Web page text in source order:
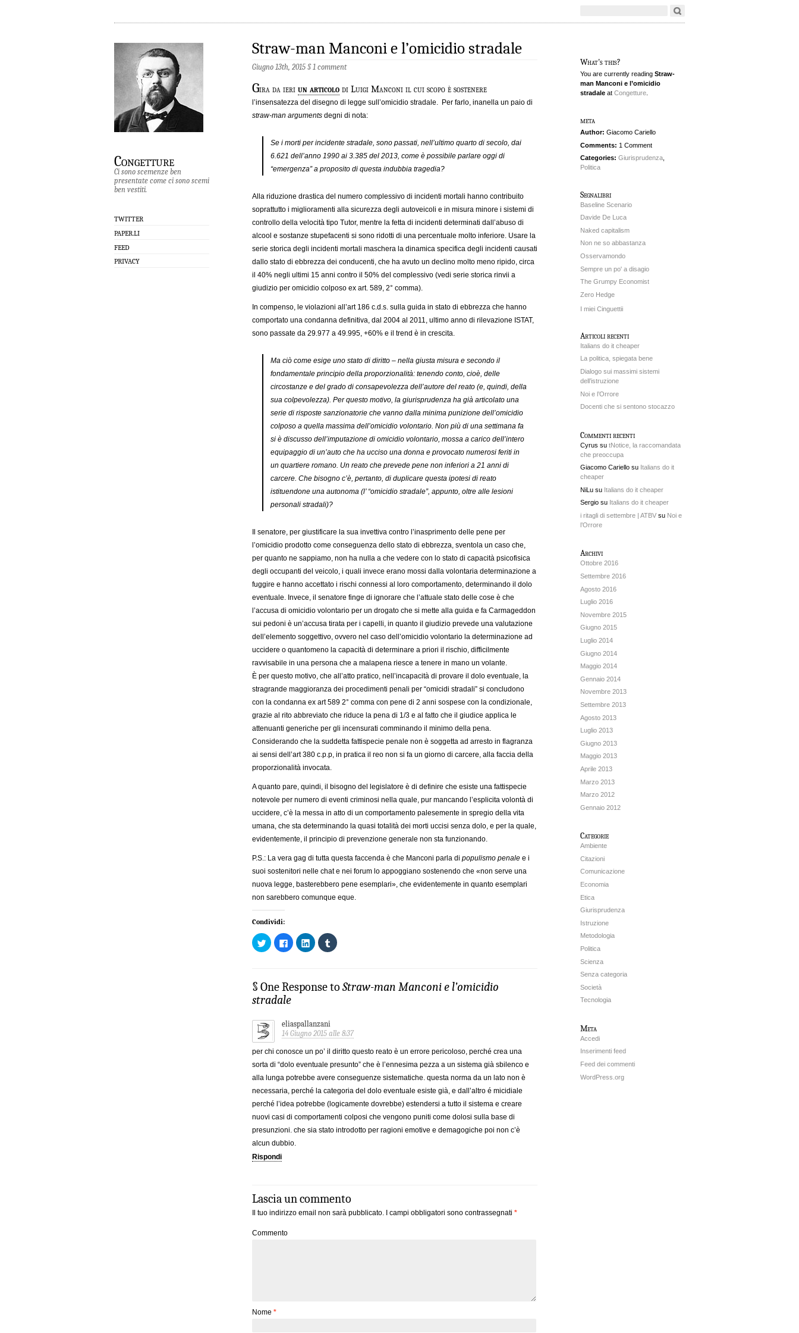
Congetture
Ci sono scemenze ben
presentate come ci sono scemi
ben vestiti.
TWITTER
PAPER.LI
FEED
PRIVACY
Straw-man Manconi e l’omicidio stradale
Giugno 13th, 2015 §1 comment
Gira da ieri un articolo di Luigi Manconi il cui scopo è sostenere
l’insensatezza del disegno di legge sull’omicidio stradale. Per farlo, inanella un paio di
straw-man arguments degni di nota:
Se i morti per incidente stradale, sono passati, nell’ultimo quarto di secolo, dai
6.621 dell’anno 1990 ai 3.385 del 2013, come è possibile parlare oggi di
“emergenza” a proposito di questa indubbia tragedia?
Alla riduzione drastica del numero complessivo di incidenti mortali hanno contribuito
soprattutto i miglioramenti alla sicurezza degli autoveicoli e in misura minore i sistemi di
controllo della velocità tipo Tutor, mentre la fetta di incidenti determinati dall’abuso di
alcool e sostanze stupefacenti si sono ridotti di una percentuale molto inferiore. Usare la
serie storica degli incidenti mortali maschera la dinamica specifica degli incidenti causati
dallo stato di ebbrezza dei conducenti, che ha avuto un declino molto meno ripido, circa
il 40% negli ultimi 15 anni contro il 50% del complessivo (vedi serie storica rinvii a
giudizio per omicidio colposo ex art. 589, 2° comma).
In compenso, le violazioni all’art 186 c.d.s. sulla guida in stato di ebbrezza che hanno
comportato una condanna definitiva, dal 2004 al 2011, ultimo anno di rilevazione ISTAT,
sono passate da 29.977 a 49.995, +60% e il trend è in crescita.
Ma ciò come esige uno stato di diritto – nella giusta misura e secondo il
fondamentale principio della proporzionalità: tenendo conto, cioè, delle
circostanze e del grado di consapevolezza dell’autore del reato (e, quindi, della
sua colpevolezza). Per questo motivo, la giurisprudenza ha già articolato una
serie di risposte sanzionatorie che vanno dalla minima punizione dell’omicidio
colposo a quella massima dell’omicidio volontario. Non più di una settimana fa
si è discusso dell’imputazione di omicidio volontario, mossa a carico dell’intero
equipaggio di un’auto che ha ucciso una donna e provocato numerosi feriti in
un quartiere romano. Un reato che prevede pene non inferiori a 21 anni di
carcere. Che bisogno c’è, pertanto, di duplicare questa ipotesi di reato
istituendone una autonoma (l’ “omicidio stradale”, appunto, oltre alle lesioni
personali stradali)?
Il senatore, per giustificare la sua invettiva contro l’inasprimento delle pene per
l’omicidio prodotto come conseguenza dello stato di ebbrezza, sventola un caso che,
per quanto ne sappiamo, non ha nulla a che vedere con lo stato di capacità psicofisica
degli occupanti del veicolo, i quali invece erano mossi dalla volontaria determinazione a
fuggire e hanno accettato i rischi connessi al loro comportamento, determinando il dolo
eventuale. Invece, il senatore finge di ignorare che l’attuale stato delle cose è che
l’accusa di omicidio volontario per un drogato che si mette alla guida e fa Carmageddon
sui pedoni è un’accusa tirata per i capelli, in quanto il giudizio prevede una valutazione
dell’elemento soggettivo, ovvero nel caso dell’omicidio volontario la determinazione ad
uccidere o quantomeno la capacità di determinare a priori il rischio, difficilmente
ravvisabile in una persona che a malapena riesce a tenere in mano un volante.
È per questo motivo, che all’atto pratico, nell’incapacità di provare il dolo eventuale, la
stragrande maggioranza dei procedimenti penali per “omicidi stradali” si concludono
con la condanna ex art 589 2° comma con pene di 2 anni sospese con la condizionale,
grazie al rito abbreviato che riduce la pena di 1/3 e al fatto che il giudice applica le
attenuanti generiche per gli incensurati comminando il minimo della pena.
Considerando che la suddetta fattispecie penale non è soggetta ad arresto in flagranza
ai sensi dell’art 380 c.p.p, in pratica il reo non si fa un giorno di carcere, alla faccia della
proporzionalità invocata.
A quanto pare, quindi, il bisogno del legislatore è di definire che esiste una fattispecie
notevole per numero di eventi criminosi nella quale, pur mancando l’esplicita volontà di
uccidere, c’è la messa in atto di un comportamento palesemente in spregio della vita
umana, che sta determinando la quasi totalità dei morti uccisi senza dolo, e per la quale,
evidentemente, il principio di prevenzione generale non sta funzionando.
P.S.: La vera gag di tutta questa faccenda è che Manconi parla di populismo penale e i
suoi sostenitori nelle chat e nei forum lo appoggiano sostenendo che «non serve una
nuova legge, basterebbero pene esemplari», che evidentemente in quanto esemplari
non sarebbero comunque eque.
Condividi:
Fai
clic
Twitter
(Si
apre
in
nuova
finestra)
Fai
clic
(Si
apre
in
una
finestra)
Fai
clic
LinkedIn
(Si
nuova
finestra)
Fai
clic
Tumblr
(Si
§ One Response to Straw-man Manconi e l’omicidio
stradale
eliaspallanzani
14 Giugno 2015 alle 8:37
per chi conosce un po’ il diritto questo reato è un errore pericoloso, perché crea una
sorta di “dolo eventuale presunto” che è l’ennesima pezza a un sistema già sbilenco e
alla lunga potrebbe avere conseguenze sistematiche. questa norma da un lato non è
necessaria, perché la categoria del dolo eventuale esiste già, e dall’altro é micidiale
perché l’idea potrebbe (logicamente dovrebbe) estendersi a tutto il sistema e creare
nuovi casi di comportamenti colposi che vengono puniti come dolosi sulla base di
presunzioni. che sia stato introdotto per ragioni emotive e demagogiche poi non c’è
alcun dubbio.
Rispondi
Lascia un commento
Il tuo indirizzo email non sarà pubblicato. I campi obbligatori sono contrassegnati *
Commento
Nome *
What's this?
You are currently reading Straw-
man Manconi e l’omicidio
stradale at Congetture
meta
Author: Giacomo Cariello
Comments: 1 Comment
Categories: Giurisprudenza
Politica
Segnalibri
Baseline Scenario
Davide De Luca
Naked capitalism
Non ne so abbastanza
Osservamondo
Sempre un po' a disagio
The Grumpy Economist
Zero Hedge
I miei Cinguettii
Articoli recenti
Italians do it cheaper
La politica, spiegata bene
Dialogo sui massimi sistemi
dell’istruzione
Noi e l’Orrore
Docenti che si sentono stocazzo
Commenti recenti
Cyrus su tNotice, la raccomandata
che preoccupa
Giacomo Cariello su Italians do it
cheaper
NiLu su Italians do it cheaper
Sergio su Italians do it cheaper
i ritagli di settembre | ATBV su Noi e
l’Orrore
Archivi
Ottobre 2016
Settembre 2016
Agosto 2016
Luglio 2016
Novembre 2015
Giugno 2015
Luglio 2014
Giugno 2014
Maggio 2014
Gennaio 2014
Novembre 2013
Settembre 2013
Agosto 2013
Luglio 2013
Giugno 2013
Maggio 2013
Aprile 2013
Marzo 2013
Marzo 2012
Gennaio 2012
Categorie
Ambiente
Citazioni
Comunicazione
Economia
Etica
Giurisprudenza
Istruzione
Metodologia
Politica
Scienza
Senza categoria
Società
Tecnologia
Meta
Accedi
Inserimenti feed
Feed dei commenti
WordPress.org